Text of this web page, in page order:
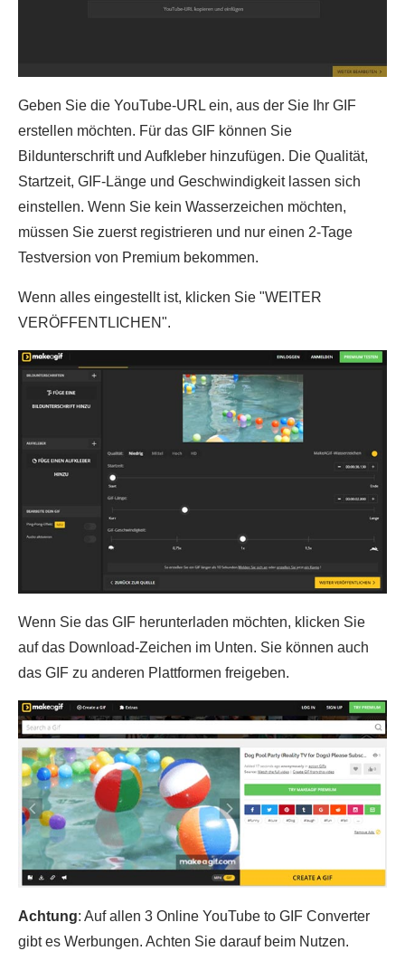
Geben Sie die YouTube-URL ein, aus der Sie Ihr GIF
erstellen möchten. Für das GIF können Sie
Bildunterschrift und Aufkleber hinzufügen. Die Qualität,
Startzeit, GIF-Länge und Geschwindigkeit lassen sich
einstellen. Wenn Sie kein Wasserzeichen möchten,
müssen Sie zuerst registrieren und nur einen 2-Tage
Testversion von Premium bekommen.
Wenn alles eingestellt ist, klicken Sie "WEITER
VERÖFFENTLICHEN".
Wenn Sie das GIF herunterladen möchten, klicken Sie
auf das Download-Zeichen im Unten. Sie können auch
das GIF zu anderen Plattformen freigeben.
Achtung: Auf allen 3 Online YouTube to GIF Converter
gibt es Werbungen. Achten Sie darauf beim Nutzen.